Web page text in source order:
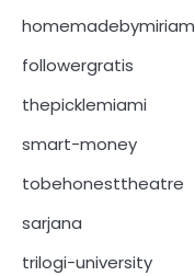
homemadebymiriam
followergratis
thepicklemiami
smart-money
tobehonesttheatre
sarjana
trilogi-university